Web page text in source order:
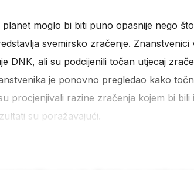
moglo bi biti puno opasnije nego
svemirsko zračenje. Znanstvenici
DNK, ali su podcijenili točan utjecaj
je ponovno pregledao kako
procjenjivali razine zračenja kojem bi
su poražavajući.